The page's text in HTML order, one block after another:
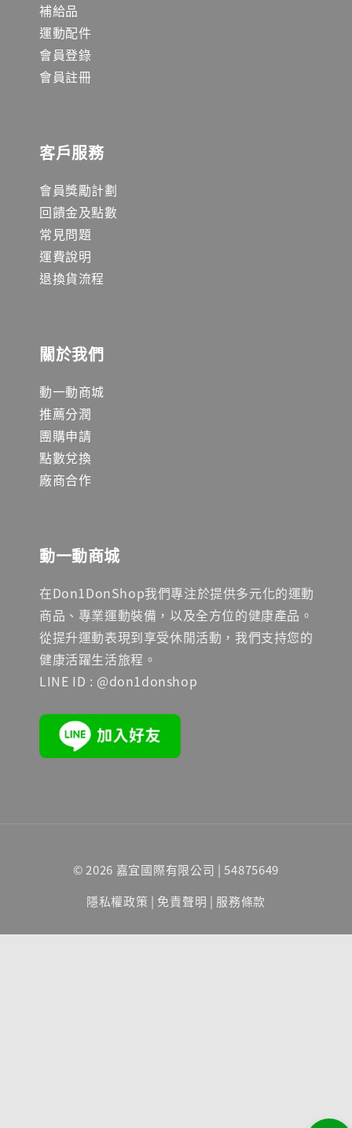
補給品
運動配件
會員登錄
會員註冊
客戶服務
會員獎勵計劃
回饋金及點數
常見問題
運費說明
退換貨流程
關於我們
動一動商城
推薦分潤
團購申請
點數兌換
廠商合作
動一動商城
在Don1DonShop我們專注於提供多元化的運動
商品、專業運動裝備，以及全方位的健康產品。
從提升運動表現到享受休閒活動，我們支持您的
健康活躍生活旅程。
LINE ID : @don1donshop
© 2026 嘉宜國際有限公司 | 54875649
隱私權政策 | 免責聲明 | 服務條款